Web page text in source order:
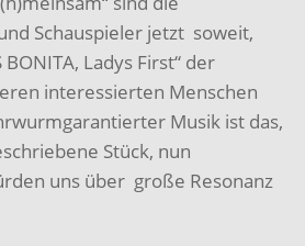
Schauspieler jetzt soweit,
Ladys First“ der
interessierten Menschen
Musik ist das,
Stück, nun
uns über große Resonanz